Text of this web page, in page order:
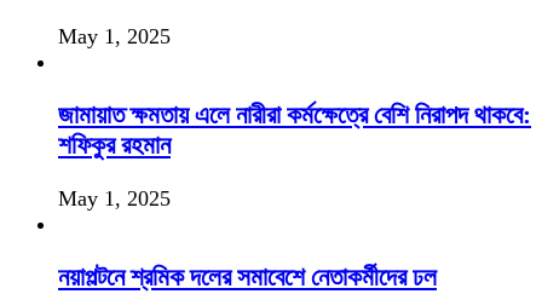
May 1, 2025
জামায়াত ক্ষমতায় এলে নারীরা কর্মক্ষেত্রে বেশি নিরাপদ থাকবে:
শফিকুর রহমান
May 1, 2025
নয়াপল্টনে শ্রমিক দলের সমাবেশে নেতাকর্মীদের ঢল